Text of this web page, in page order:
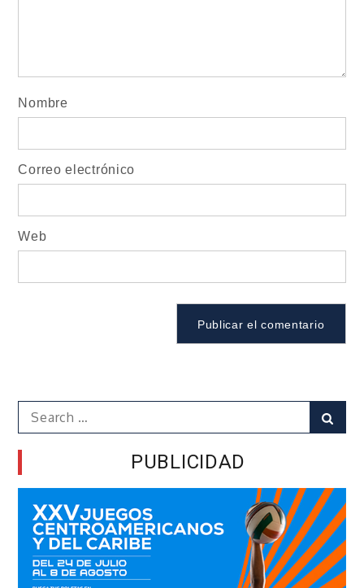
Nombre
Correo electrónico
Web
Search
for:
PUBLICIDAD